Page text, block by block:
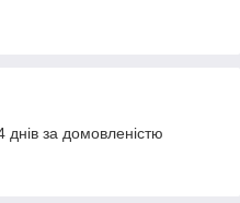
за домовленістю